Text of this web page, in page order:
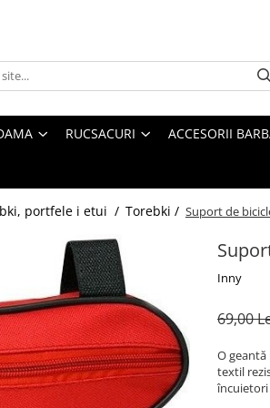
RUCSACURI ACCESORII
portfele i etui / Torebki / Suport de
Inny
69,00
O
textil
încuietori